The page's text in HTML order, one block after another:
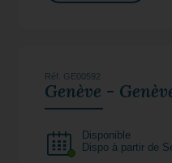
Réf. GE00592
Genève -
Disponible
Dispo à partir de